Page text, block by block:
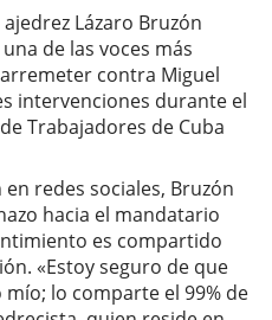
Lázaro Bruzón
de las voces más
contra Miguel
intervenciones durante el
Trabajadores de Cuba
redes sociales, Bruzón
hacia el mandatario
es compartido
«Estoy seguro de que
lo comparte el 99% de